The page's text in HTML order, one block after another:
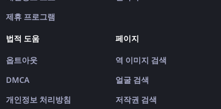
제휴 프로그램
법적 도움
옵트아웃
DMCA
개인정보 처리방침
페이지
역 이미지 검색
얼굴 검색
저작권 검색